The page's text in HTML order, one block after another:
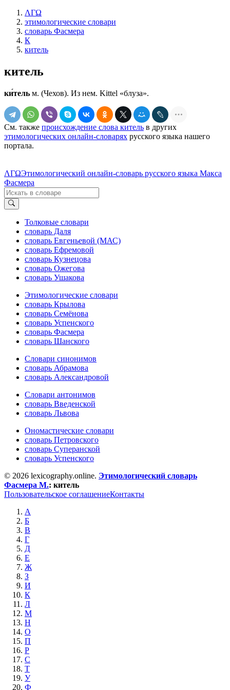
ΛΓΩ
этимологические словари
словарь Фасмера
К
китель
китель
ки́тель м. (Чехов). Из нем. Kittel «блуза».
См. также происхождение слова китель в других
этимологических онлайн-словарях русского языка нашего
портала.
ΛΓΩЭтимологический онлайн-словарь русского языка Макса
Фасмера
Толковые словари
словарь Даля
словарь Евгеньевой (МАС)
словарь Ефремовой
словарь Кузнецова
словарь Ожегова
словарь Ушакова
Этимологические словари
словарь Крылова
словарь Семёнова
словарь Успенского
словарь Фасмера
словарь Шанского
Словари синонимов
словарь Абрамова
словарь Александровой
Словари антонимов
словарь Введенской
словарь Львова
Ономастические словари
словарь Петровского
словарь Суперанской
словарь Успенского
© 2026 lexicography.online. Этимологический словарь
Фасмера М.: китель
Пользовательское соглашениеКонтакты
А
Б
В
Г
Д
Е
Ж
З
И
К
Л
М
Н
О
П
Р
С
Т
У
Ф